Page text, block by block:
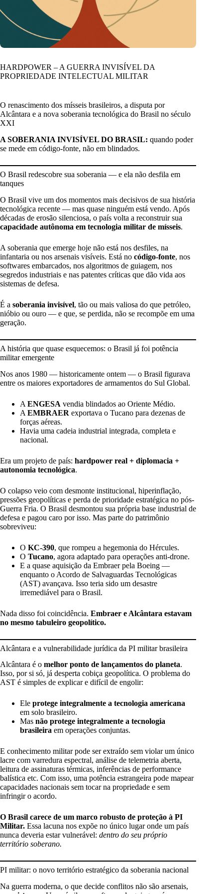
HARDPOWER – A GUERRA INVISÍVEL DA
PROPRIEDADE INTELECTUAL MILITAR
O renascimento dos mísseis brasileiros, a disputa por
Alcântara e a nova soberania tecnológica do Brasil no século
XXI
A SOBERANIA INVISÍVEL DO BRASIL: quando poder
se mede em código-fonte, não em blindados.
O Brasil redescobre sua soberania — e ela não desfila em
tanques
O Brasil vive um dos momentos mais decisivos de sua história
tecnológica recente — mas quase ninguém está vendo. Após
décadas de erosão silenciosa, o país volta a reconstruir sua
capacidade autônoma em tecnologia militar de mísseis.
A soberania que emerge hoje não está nos desfiles, na
infantaria ou nos arsenais visíveis. Está no código-fonte, nos
softwares embarcados, nos algoritmos de guiagem, nos
segredos industriais e nas patentes críticas que dão vida aos
sistemas de defesa.
É a soberania invisível, tão ou mais valiosa do que petróleo,
nióbio ou ouro — e que, se perdida, não se recompõe em uma
geração.
A história que quase esquecemos: o Brasil já foi potência
militar emergente
Nos anos 1980 — historicamente ontem — o Brasil figurava
entre os maiores exportadores de armamentos do Sul Global.
A ENGESA vendia blindados ao Oriente Médio.
A EMBRAER exportava o Tucano para dezenas de
forças aéreas.
Havia uma cadeia industrial integrada, completa e
nacional.
Era um projeto de país: hardpower real + diplomacia +
autonomia tecnológica.
O colapso veio com desmonte institucional, hiperinflação,
pressões geopolíticas e perda de prioridade estratégica no pós-
Guerra Fria. O Brasil desmontou sua própria base industrial de
defesa e pagou caro por isso. Mas parte do patrimônio
sobreviveu:
O KC-390, que rompeu a hegemonia do Hércules.
O Tucano, agora adaptado para operações anti-drone.
E a quase aquisição da Embraer pela Boeing —
enquanto o Acordo de Salvaguardas Tecnológicas
(AST) avançava. Isso teria sido um desastre
irremediável para o Brasil.
Nada disso foi coincidência. Embraer e Alcântara estavam
no mesmo tabuleiro geopolítico.
Alcântara e a vulnerabilidade jurídica da PI militar brasileira
Alcântara é o melhor ponto de lançamentos do planeta.
Isso, por si só, já desperta cobiça geopolítica. O problema do
AST é simples de explicar e difícil de engolir:
Ele protege integralmente a tecnologia americana
em solo brasileiro.
Mas não protege integralmente a tecnologia
brasileira em operações conjuntas.
E conhecimento militar pode ser extraído sem violar um único
lacre com varredura espectral, análise de telemetria aberta,
leitura de assinaturas térmicas, inferências de performance
balística etc. Com isso, uma potência estrangeira pode mapear
capacidades nacionais sem tocar na propriedade e sem
infringir o acordo.
O Brasil carece de um marco robusto de proteção à PI
Militar. Essa lacuna nos expõe no único lugar onde um país
nunca deveria estar vulnerável: dentro do seu próprio
território soberano.
PI militar: o novo território estratégico da soberania nacional
Na guerra moderna, o que decide conflitos não são arsenais,